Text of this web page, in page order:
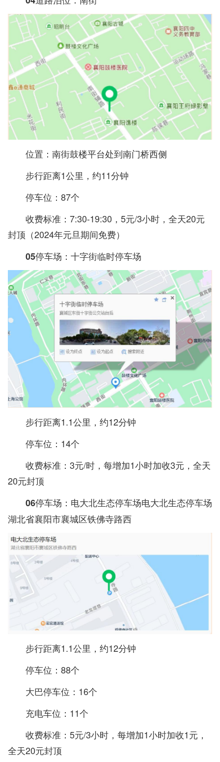
位置：南街鼓楼平台处到南门桥西侧
步行距离1公里，约11分钟
停车位：87个
收费标准：7:30-19:30，5元/3小时，全天20元
封顶（2024年元旦期间免费）
05停车场：十字街临时停车场
步行距离1.1公里，约12分钟
停车位：14个
收费标准：3元/时，每增加1小时加收3元，全天
20元封顶
06停车场：电大北生态停车场电大北生态停车场
湖北省襄阳市襄城区铁佛寺路西
步行距离1.1公里，约12分钟
停车位：88个
大巴停车位：16个
充电车位：11个
收费标准：5元/3小时，每增加1小时加收1元，
全天20元封顶